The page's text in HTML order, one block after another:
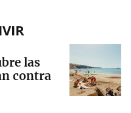
las
contra